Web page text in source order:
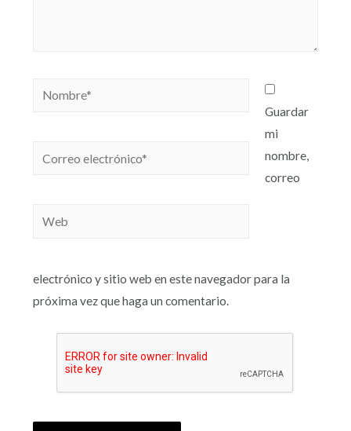
Guardar
mi
nombre,
correo
electrónico y sitio web en este navegador para la
próxima vez que haga un comentario.